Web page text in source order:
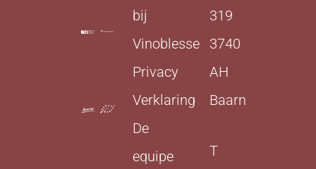
bij
Vinoblesse
Privacy
Verklaring
De
equipe
319
3740
AH
Baarn
T